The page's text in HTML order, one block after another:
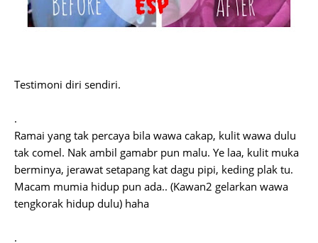
Testimoni diri sendiri.
.
Ramai yang tak percaya bila wawa cakap, kulit wawa dulu
tak comel. Nak ambil gamabr pun malu. Ye laa, kulit muka
berminya, jerawat setapang kat dagu pipi, keding plak tu.
Macam mumia hidup pun ada.. (Kawan2 gelarkan wawa
tengkorak hidup dulu) haha
.